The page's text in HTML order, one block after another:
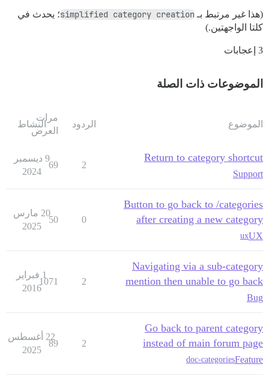
(هذا غير مرتبط بـ simplified category creation؛ يحدث في
كلتا الواجهتين.)
3 إعجابات
الموضوعات ذات الصلة
الموضوع الردود
مرات
العرض
النشاط
Return to category shortcut
Support
2
69
9 ديسمبر
2024
Button to go back to /categories
after creating a new category
UX
ux
0
50
20 مارس
2025
Navigating via a sub-category
mention then unable to go back
Bug
2
1071
1 فبراير
2016
Go back to parent category
instead of main forum page
Feature
doc-categories
2
89
22 أغسطس
2025